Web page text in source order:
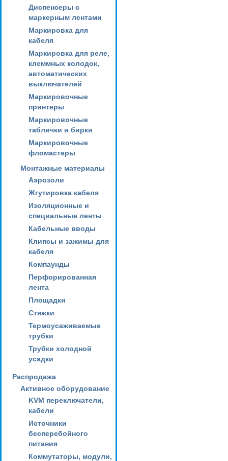
Диспенсеры с
маркерным лентами
Маркировка для
кабеля
Маркировка для реле,
клеммных колодок,
автоматических
выключателей
Маркировочные
принтеры
Маркировочные
таблички и бирки
Маркировочные
фломастеры
Монтажные материалы
Аэрозоли
Жгутировка кабеля
Изоляционные и
специальные ленты
Кабельные вводы
Клипсы и зажимы для
кабеля
Компаунды
Перфорированная
лента
Площадки
Стяжки
Термоусаживаемые
трубки
Трубки холодной
усадки
Распродажа
Активное оборудование
KVM переключатели,
кабели
Источники
бесперебойного
питания
Коммутаторы, модули,